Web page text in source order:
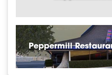
Sportsbook
Stewarding
Table Games
Peppermill